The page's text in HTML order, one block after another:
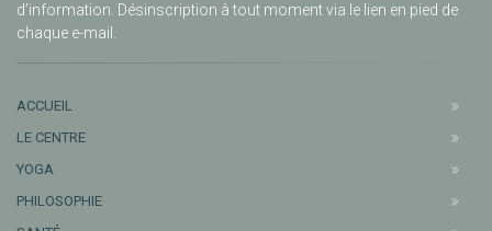
d’information. Désinscription à tout moment via le lien en pied de
chaque e-mail.
ACCUEIL
LE CENTRE
YOGA
PHILOSOPHIE